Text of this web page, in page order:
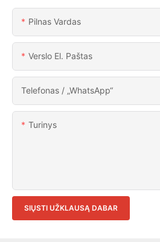
Pilnas Vardas
Verslo El. Paštas
Telefonas / „WhatsApp“
Turinys
SIŲSTI UŽKLAUSĄ DABAR